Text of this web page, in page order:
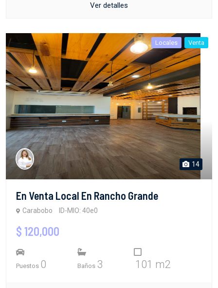
Ver detalles
Locales Venta
14
En Venta Local En Rancho Grande
Carabobo ID-MIO: 40e0
$ 120,000
Puestos 0 Baños 3 101 m2